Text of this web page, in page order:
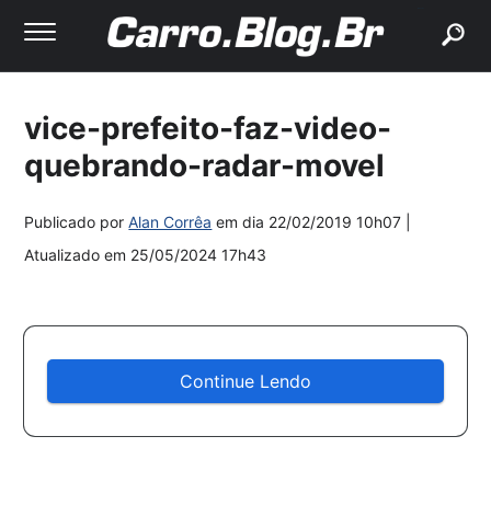
vice-prefeito-faz-video-
quebrando-radar-movel
Publicado porAlan Corrêa em dia 22/02/2019 10h07
Atualizado em 25/05/2024 17h43
Continue Lendo